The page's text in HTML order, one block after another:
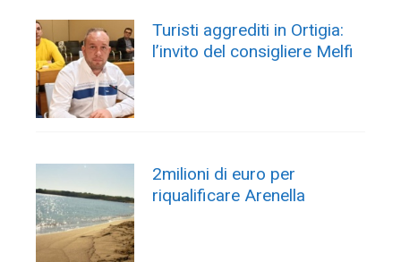
Turisti aggrediti in Ortigia:
l’invito del consigliere Melfi
2milioni di euro per
riqualificare Arenella